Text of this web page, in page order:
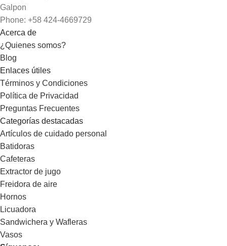
Galpon
Phone: +58 424-4669729
Acerca de
¿Quienes somos?
Blog
Enlaces útiles
Términos y Condiciones
Política de Privacidad
Preguntas Frecuentes
Categorías destacadas
Artículos de cuidado personal
Batidoras
Cafeteras
Extractor de jugo
Freidora de aire
Hornos
Licuadora
Sandwichera y Wafleras
Vasos